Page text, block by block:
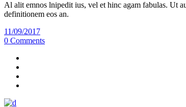
Al alit emnos lnipedit ius, vel et hinc agam fabulas. Ut
definitionem eos an.
11/09/2017
0 Comments